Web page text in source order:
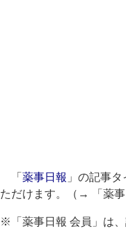
「 薬事日報 」の記事
ただけます。（→
「薬
※「薬事日報 会員」は